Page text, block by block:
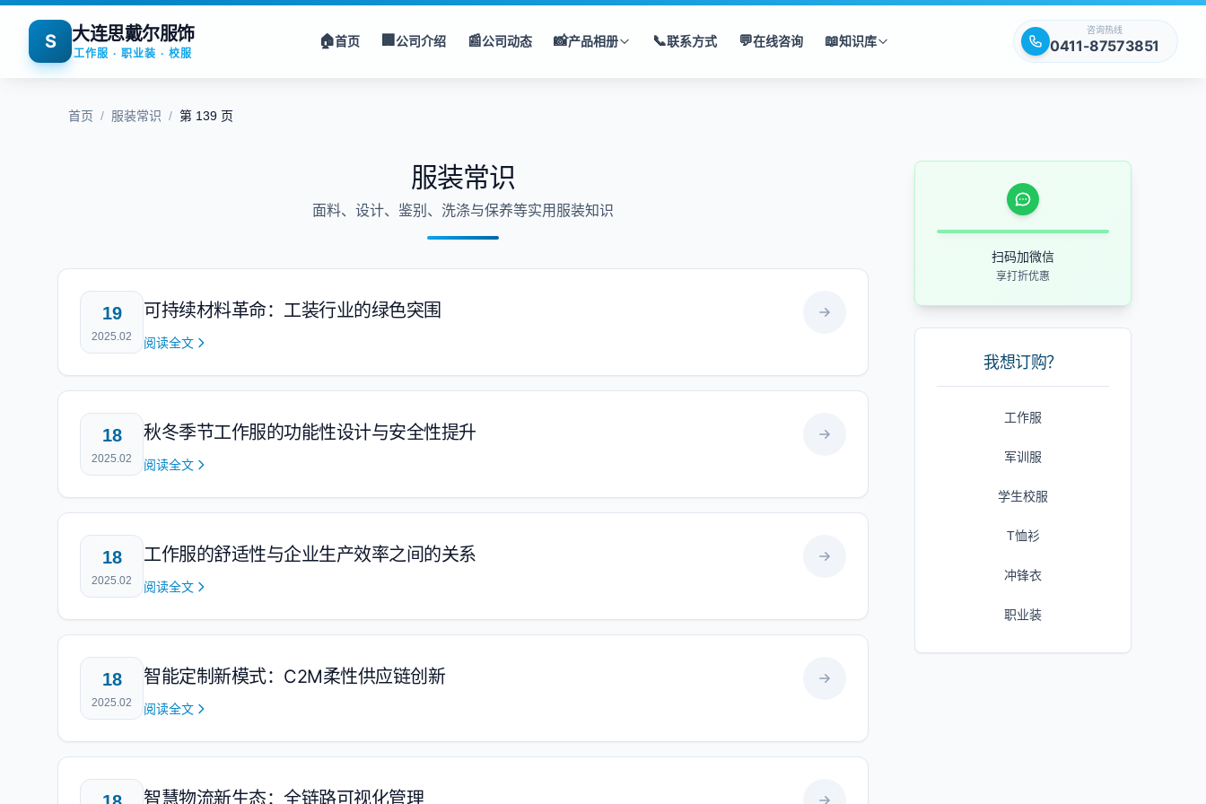
S 大连思戴尔服饰
工作服 · 职业装 · 校服
🏠首页 🏢公司介绍 📰公司动态 📸产品相册 📞联系方式 💬在线咨询 📖知识库
咨询热线
0411-87573851
首页 / 服装常识 / 第 139 页
服装常识
面料、设计、鉴别、洗涤与保养等实用服装知识
19
2025.02
可持续材料革命：工装行业的绿色突围
阅读全文
18
2025.02
秋冬季节工作服的功能性设计与安全性提升
阅读全文
18
2025.02
工作服的舒适性与企业生产效率之间的关系
阅读全文
18
2025.02
智能定制新模式：C2M柔性供应链创新
阅读全文
智慧物流新生态：全链路可视化管理
扫码加微信
享打折优惠
我想订购？
工作服
军训服
学生校服
T恤衫
冲锋衣
职业装